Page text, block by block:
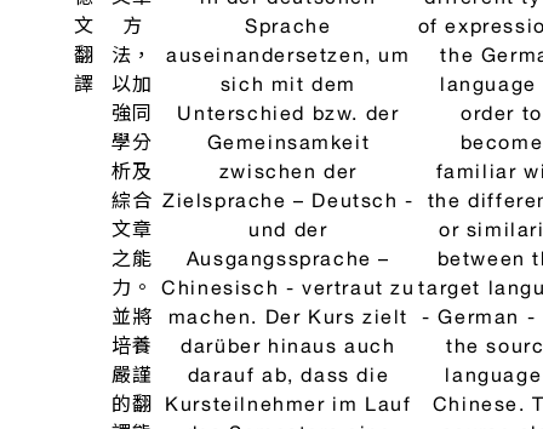
B1級
程
度。
本課
程藉
由練
習翻
譯不
同文
體之
德文
文
章，
探討
On the
hand,
different
written
German